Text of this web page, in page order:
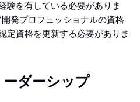
験を有している必要がありま
発プロフェッショナルの資格
定資格を更新する必要がありま
ダーシップ